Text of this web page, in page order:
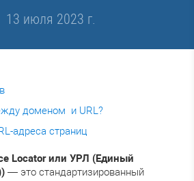
13 июля 2023 г.
доменом и URL?
адреса страниц
Locator или УРЛ (Единый
— это стандартизированный